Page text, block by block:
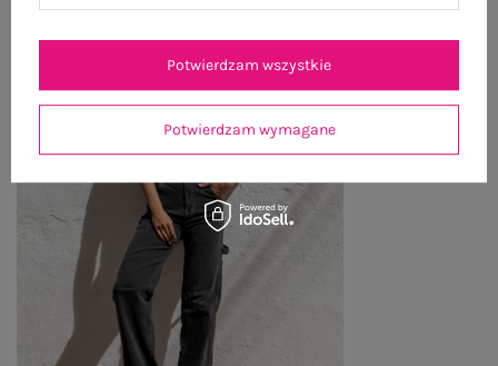
Potwierdzam wymagane
Potwierdzam wszystkie